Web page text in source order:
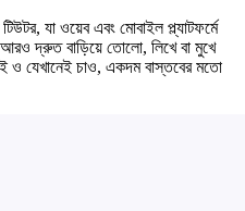
যা ওয়েব এবং মোবাইল প্ল্যাটফর্মে
দ্রুত বাড়িয়ে তোলো, লিখে বা মুখে
ও যেখানেই চাও, একদম বাস্তবের মতো